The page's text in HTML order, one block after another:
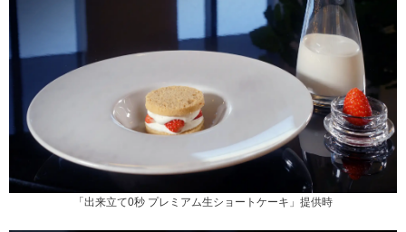
「出来立て0秒 プレミアム生ショートケーキ」提供時